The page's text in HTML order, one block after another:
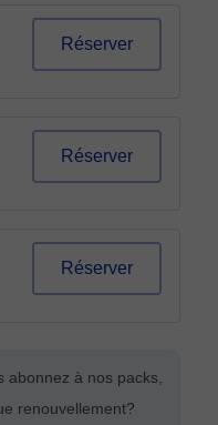
Réserver
Réserver
Réserver
abonnez à nos packs,
renouvellement?